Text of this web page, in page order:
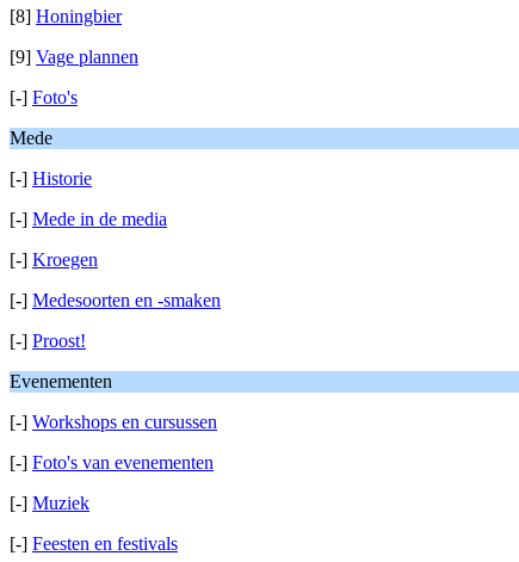
[8] Honingbier
[9] Vage plannen
[-] Foto's
Mede
[-] Historie
[-] Mede in de media
[-] Kroegen
[-] Medesoorten en -smaken
[-] Proost!
Evenementen
[-] Workshops en cursussen
[-] Foto's van evenementen
[-] Muziek
[-] Feesten en festivals